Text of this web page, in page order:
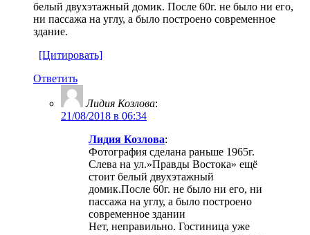
белый двухэтажный домик. После 60г. не было ни его,
ни пассажа на углу, а было построено современное
здание.
[Цитировать]
Ответить
Лидия Козлова:
21/08/2018 в 06:34
Лидия Козлова:
Фотография сделана раньше 1965г.
Слева на ул.»Правды Востока» ещё
стоит белый двухэтажный
домик.После 60г. не было ни его, ни
пассажа на углу, а было построено
современное здании
Нет, неправильно. Гостиница уже